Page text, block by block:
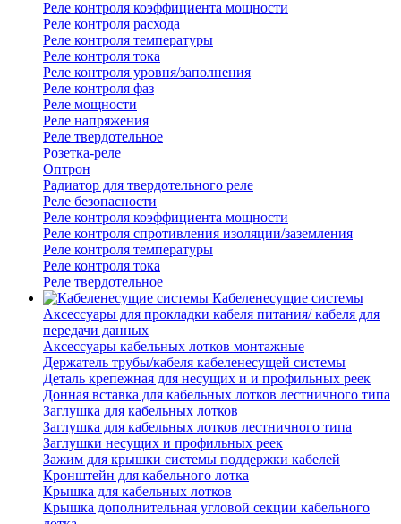
Реле контроля коэффициента мощности
Реле контроля расхода
Реле контроля температуры
Реле контроля тока
Реле контроля уровня/заполнения
Реле контроля фаз
Реле мощности
Реле напряжения
Реле твердотельное
Розетка-реле
Оптрон
Радиатор для твердотельного реле
Реле безопасности
Реле контроля коэффициента мощности
Реле контроля спротивления изоляции/заземления
Реле контроля температуры
Реле контроля тока
Реле твердотельное
Кабеленесущие системы
Аксессуары для прокладки кабеля питания/ кабеля для
передачи данных
Аксессуары кабельных лотков монтажные
Держатель трубы/кабеля кабеленесущей системы
Деталь крепежная для несущих и и профильных реек
Донная вставка для кабельных лотков лестничного типа
Заглушка для кабельных лотков
Заглушка для кабельных лотков лестничного типа
Заглушки несущих и профильных реек
Зажим для крышки системы поддержки кабелей
Кронштейн для кабельного лотка
Крышка для кабельных лотков
Крышка дополнительная угловой секции кабельного